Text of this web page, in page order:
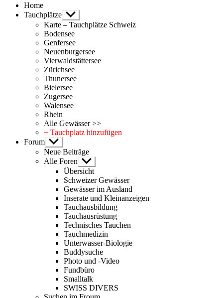
Home
Tauchplätze Untermenü
anzeigen
Karte – Tauchplätze Schweiz
Bodensee
Genfersee
Neuenburgersee
Vierwaldstättersee
Zürichsee
Thunersee
Bielersee
Zugersee
Walensee
Rhein
Alle Gewässer >>
+ Tauchplatz hinzufügen
Forum Untermenü
anzeigen
Neue Beiträge
Alle Foren Untermenü
anzeigen
Übersicht
Schweizer Gewässer
Gewässer im Ausland
Inserate und Kleinanzeigen
Tauchausbildung
Tauchausrüstung
Technisches Tauchen
Tauchmedizin
Unterwasser-Biologie
Buddysuche
Photo und -Video
Fundbüro
Smalltalk
SWISS DIVERS